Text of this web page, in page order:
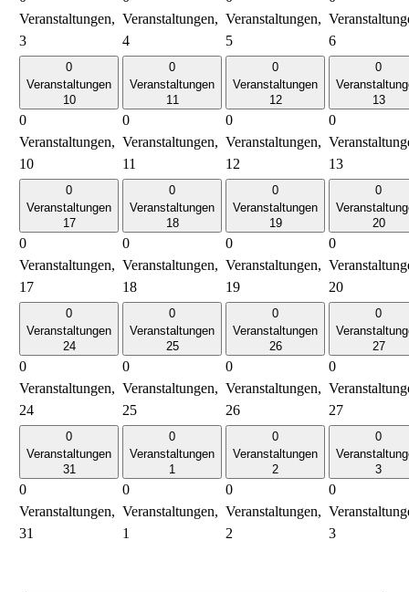
Veranstaltungen,
3
Veranstaltungen,
4
Veranstaltungen,
5
6
0
Veranstaltungen
10
0
Veranstaltungen,
10
0
Veranstaltungen
11
0
Veranstaltungen,
11
0
Veranstaltungen
12
0
Veranstaltungen,
12
0
13
0
13
0
Veranstaltungen
17
0
Veranstaltungen,
17
0
Veranstaltungen
18
0
Veranstaltungen,
18
0
Veranstaltungen
19
0
Veranstaltungen,
19
0
20
0
20
0
Veranstaltungen
24
0
Veranstaltungen,
24
0
Veranstaltungen
25
0
Veranstaltungen,
25
0
Veranstaltungen
26
0
Veranstaltungen,
26
0
27
0
27
0
Veranstaltungen
31
0
Veranstaltungen,
31
0
Veranstaltungen
1
0
Veranstaltungen,
1
0
Veranstaltungen
2
0
Veranstaltungen,
2
0
3
0
3